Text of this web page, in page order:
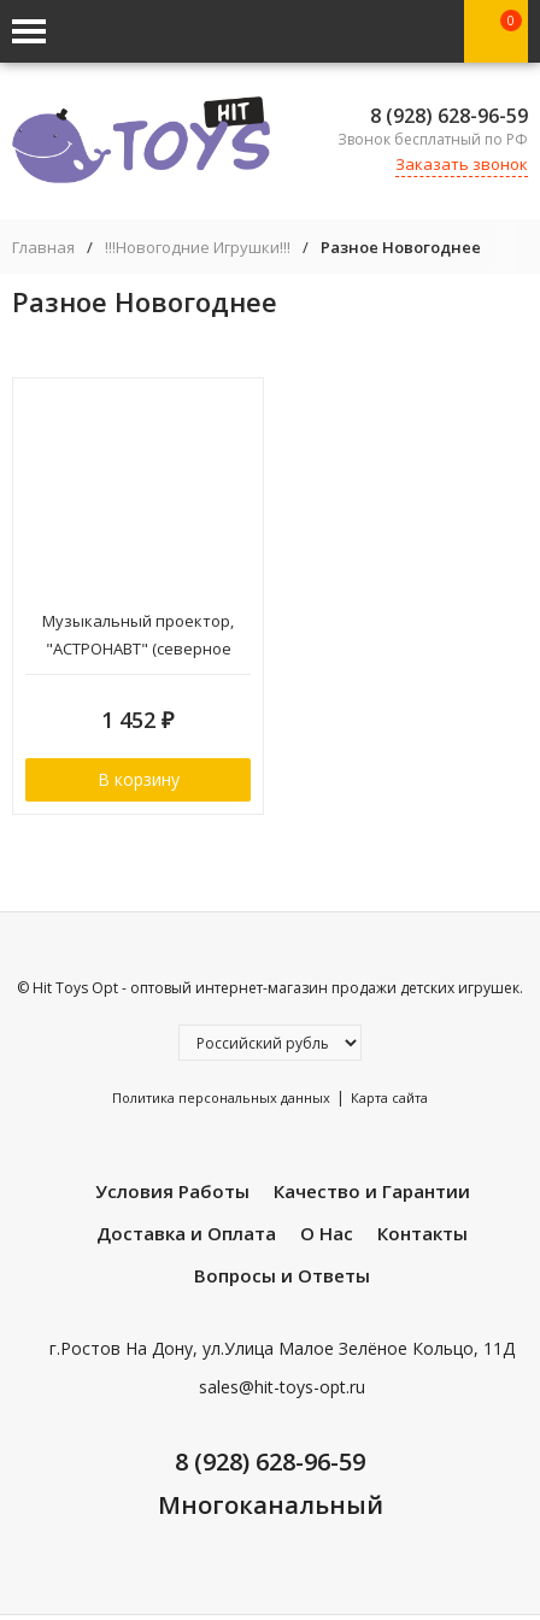
0
8 (928) 628-96-59
Звонок бесплатный по РФ
Заказать звонок
Главная / !!!Новогодние Игрушки!!! / Разное Новогоднее
Разное Новогоднее
Музыкальный проектор,
"АСТРОНАВТ" (северное
1 452 ₽
В корзину
© Hit Toys Opt - оптовый интернет-магазин продажи детских игрушек.
Политика персональных данных | Карта сайта
Условия Работы
Качество и Гарантии
Доставка и Оплата
О Нас
Контакты
Вопросы и Ответы
г.Ростов На Дону, ул.Улица Малое Зелёное Кольцо, 11Д
sales@hit-toys-opt.ru
8 (928) 628-96-59
Многоканальный